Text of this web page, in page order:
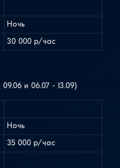
Ночь
30 000 р/час
и 06.07 - 13.09)
Ночь
35 000 р/час